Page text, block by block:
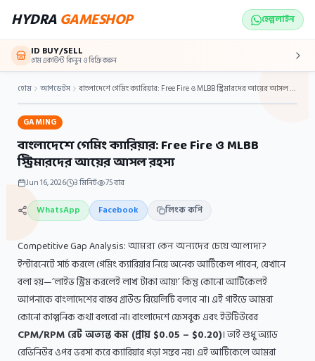
HYDRA GAMESHOP হেল্পলাইন
ID BUY/SELL
গেম একাউন্ট কিনুন ও বিক্রি করুন
হোম আপডেটস বাংলাদেশে গেমিং ক্যারিয়ার: Free Fire ও MLBB স্ট্রিমারদের আয়ের আসল রহস্য
GAMING
বাংলাদেশে গেমিং ক্যারিয়ার: Free Fire ও MLBB
স্ট্রিমারদের আয়ের আসল রহস্য
Jun 16, 2026 3মিনিট 75বার
WhatsApp Facebook লিংক কপি
Competitive Gap Analysis: আমরা কেন অন্যদের চেয়ে আলাদা?
ইন্টারনেটে সার্চ করলে গেমিং ক্যারিয়ার নিয়ে অনেক আর্টিকেল পাবেন, যেখানে
বলা হয়—’লাইভ স্ট্রিম করলেই লাখ টাকা আয়!’ কিন্তু কোনো আর্টিকেলই
আপনাকে বাংলাদেশের বাস্তব গ্রাউন্ড রিয়েলিটি বলবে না। এই গাইডে আমরা
কোনো কাল্পনিক কথা বলবো না। বাংলাদেশে ফেসবুক এবং ইউটিউবের
CPM/RPM রেট অত্যন্ত কম (প্রায় $0.05 – $0.20)। তাই শুধু অ্যাড
রেভিনিউর ওপর ভরসা করে ক্যারিয়ার গড়া সম্ভব নয়। এই আর্টিকেলে আমরা